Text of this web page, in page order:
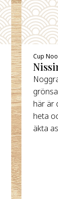
Cup
här är
heta
äkta